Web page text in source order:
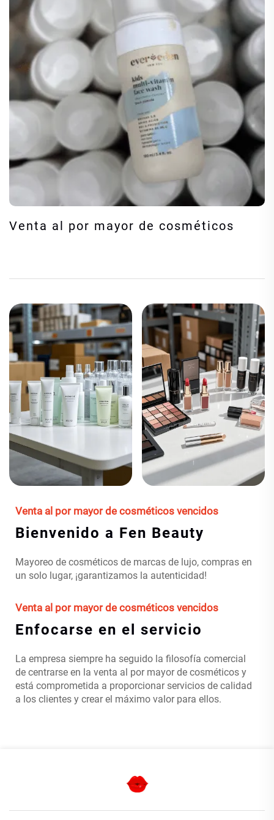
Venta al por mayor de cosméticos
Venta al por mayor de cosméticos vencidos
Bienvenido a Fen Beauty
Mayoreo de cosméticos de marcas de lujo, compras en
un solo lugar, ¡garantizamos la autenticidad!
Venta al por mayor de cosméticos vencidos
Enfocarse en el servicio
La empresa siempre ha seguido la filosofía comercial
de centrarse en la venta al por mayor de cosméticos y
está comprometida a proporcionar servicios de calidad
a los clientes y crear el máximo valor para ellos.